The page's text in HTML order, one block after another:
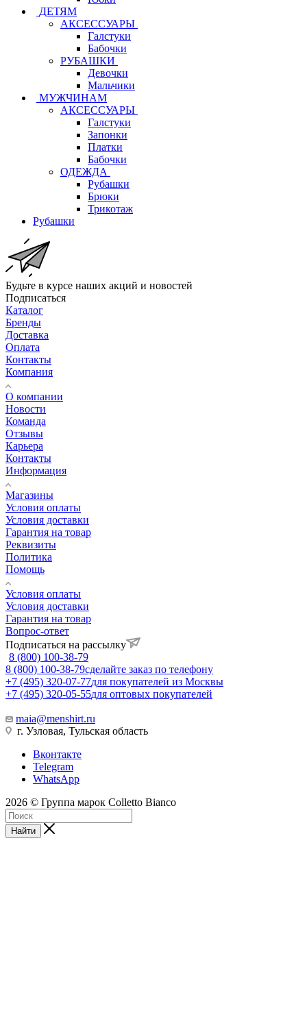
ДЕТЯМ
АКСЕССУАРЫ
Галстуки
Бабочки
РУБАШКИ
Девочки
Мальчики
МУЖЧИНАМ
АКСЕССУАРЫ
Галстуки
Запонки
Платки
Бабочки
ОДЕЖДА
Рубашки
Брюки
Трикотаж
Рубашки
Будьте в курсе наших акций и новостей
Подписаться
Каталог
Бренды
Доставка
Оплата
Контакты
Компания
О компании
Новости
Команда
Отзывы
Карьера
Контакты
Информация
Магазины
Условия оплаты
Условия доставки
Гарантия на товар
Реквизиты
Политика
Помощь
Условия оплаты
Условия доставки
Гарантия на товар
Вопрос-ответ
Подписаться на рассылку
8 (800) 100-38-79
8 (800) 100-38-79сделайте заказ по телефону
+7 (495) 320-07-77для покупателей из Москвы
+7 (495) 320-05-55для оптовых покупателей
maia@menshirt.ru
г. Узловая, Тульская область
Вконтакте
Telegram
WhatsApp
2026 © Группа марок Colletto Bianco
Найти